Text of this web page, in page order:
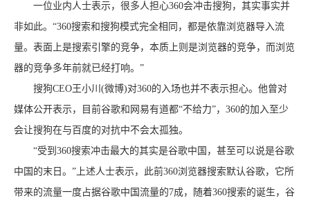
一位业内人士表示，很多人担心360会冲击搜狗，其实事实并
非如此。“360搜索和搜狗模式完全相同，都是依靠浏览器导入流
量。表面上是搜索引擎的竞争，本质上则是浏览器的竞争，而浏览
器的竞争多年前就已经打响。”
搜狗CEO王小川(微博)对360的入场也并不表示担心。他曾对
媒体公开表示，目前谷歌和网易有道都“不给力”，360的加入至少
会让搜狗在与百度的对抗中不会太孤独。
“受到360搜索冲击最大的其实是谷歌中国，甚至可以说是谷歌
中国的末日。”上述人士表示，此前360浏览器搜索默认谷歌，它所
带来的流量一度占据谷歌中国流量的7成，随着360搜索的诞生，谷